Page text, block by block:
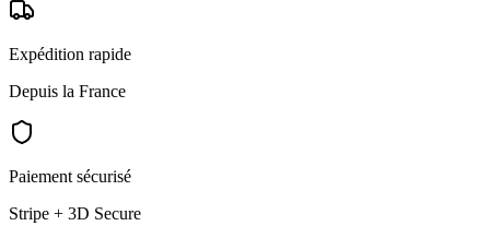
Expédition rapide
Depuis la France
Paiement sécurisé
Stripe + 3D Secure